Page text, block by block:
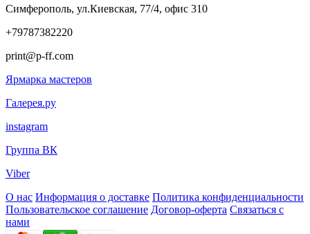
Симферополь, ул.Киевская, 77/4, офис 310
+79787382220
print@p-ff.com
Ярмарка мастеров
Галерея.ру
instagram
Группа ВК
Viber
О нас Информация о доставке Политика конфиденциальности
Пользовательское соглашение Договор-оферта Связаться с
нами